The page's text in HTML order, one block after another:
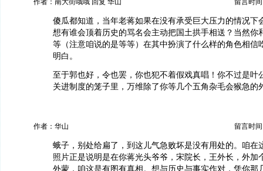
作者：南大街哦哦 回复 华山 留言时间
傻瓜都知道，当年老蒋如果在没有承受巨大压力的情况下
想有谁会顶着历史的骂名会主动把国土拱手相送？当然你
等（注意咱说的是等等）在其中扮演了什么样的角色相信
明白。
至于郭也好，令也罢，你也犯不着假戏真唱！你不过是叶
关进制度的笼子里，万维除了你等几个五角杂毛会猴急的
作者：华山 留言时间
蛾子，别处给扁了，到这儿气急败坏是没有用处的。咱在
照片正是说明是在你蒋光头爷爷，宋院长，王外长，外加
外蒙，咱这是有图有真相。想与历史与事实作对，凭你那